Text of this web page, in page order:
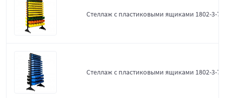
Стеллаж с пластиковыми ящиками 1802-3-7-
Стеллаж с пластиковыми ящиками 1802-3-7-